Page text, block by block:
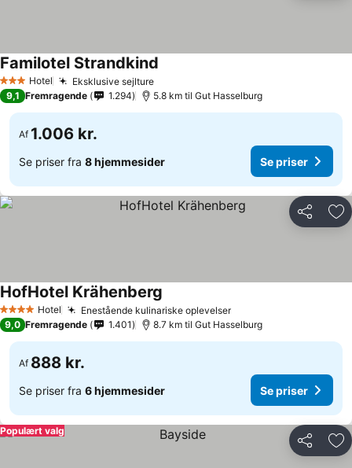
3 StjernerHotel Eksklusive sejltureSe priser
Familotel Strandkind
9,1 Fremragende 1.294 5.8 km til Gut Hasselburg
Af 1.006 kr.
Se priser fra 8 hjemmesider Se priser
Del
4 StjernerHotel Enestående kulinariske oplevelserSe priser
HofHotel Krähenberg
9,0 Fremragende 1.401 8.7 km til Gut Hasselburg
Af 888 kr.
Se priser fra 6 hjemmesider Se priser
Del
Populært valg